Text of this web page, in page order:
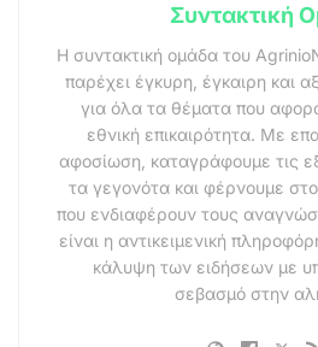
Συντακτική
Η συντακτική ομάδα του
παρέχει έγκυρη, έγκαιρη και
για όλα τα θέματα που
εθνική επικαιρότητα. Με
αφοσίωση, καταγράφουμε τις
τα γεγονότα και φέρνουμε
που ενδιαφέρουν τους
είναι η αντικειμενική
κάλυψη των ειδήσεων με
σεβασμό στην